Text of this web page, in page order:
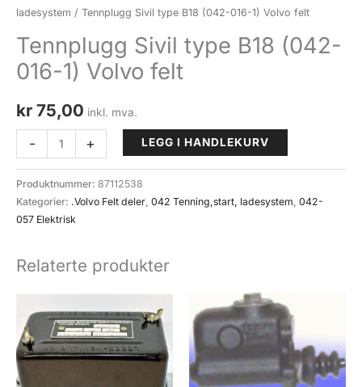
ladesystem / Tennplugg Sivil type B18 (042-016-1) Volvo felt
Tennplugg Sivil type B18 (042-
016-1) Volvo felt
kr 75,00 inkl. mva.
-
Tennplugg
Sivil
type
B18
(042-
1)
antall
+ LEGG I HANDLEKURV
Produktnummer: 87112538
Kategorier: .Volvo Felt deler 042 Tenning,start, ladesystem 042-
057 Elektrisk
Relaterte produkter